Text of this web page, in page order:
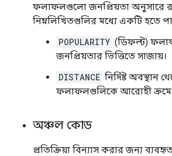
ফলাফলগুলো জনপ্রিয়তা অনুসারে
নিম্নলিখিতগুলির মধ্যে একটি হতে
POPULARITY (ডিফল্ট)
জনপ্রিয়তার ভিত্তিতে সাজায়।
DISTANCE নির্দিষ্ট অবস্থান
ফলাফলগুলিকে আরোহী ক্রমে
অঞ্চল কোড
প্রতিক্রিয়া বিন্যাস করার জন্য